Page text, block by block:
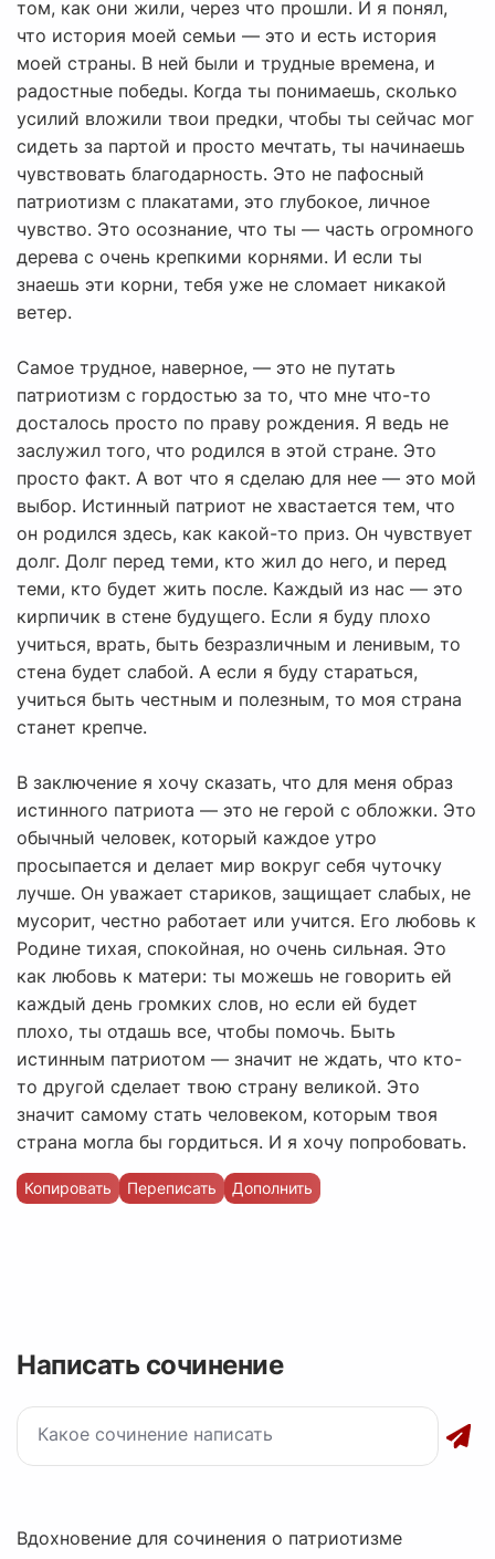
том, как они жили, через что прошли. И я понял,
что история моей семьи — это и есть история
моей страны. В ней были и трудные времена, и
радостные победы. Когда ты понимаешь, сколько
усилий вложили твои предки, чтобы ты сейчас мог
сидеть за партой и просто мечтать, ты начинаешь
чувствовать благодарность. Это не пафосный
патриотизм с плакатами, это глубокое, личное
чувство. Это осознание, что ты — часть огромного
дерева с очень крепкими корнями. И если ты
знаешь эти корни, тебя уже не сломает никакой
ветер.
Самое трудное, наверное, — это не путать
патриотизм с гордостью за то, что мне что-то
досталось просто по праву рождения. Я ведь не
заслужил того, что родился в этой стране. Это
просто факт. А вот что я сделаю для нее — это мой
выбор. Истинный патриот не хвастается тем, что
он родился здесь, как какой-то приз. Он чувствует
долг. Долг перед теми, кто жил до него, и перед
теми, кто будет жить после. Каждый из нас — это
кирпичик в стене будущего. Если я буду плохо
учиться, врать, быть безразличным и ленивым, то
стена будет слабой. А если я буду стараться,
учиться быть честным и полезным, то моя страна
станет крепче.
В заключение я хочу сказать, что для меня образ
истинного патриота — это не герой с обложки. Это
обычный человек, который каждое утро
просыпается и делает мир вокруг себя чуточку
лучше. Он уважает стариков, защищает слабых, не
мусорит, честно работает или учится. Его любовь к
Родине тихая, спокойная, но очень сильная. Это
как любовь к матери: ты можешь не говорить ей
каждый день громких слов, но если ей будет
плохо, ты отдашь все, чтобы помочь. Быть
истинным патриотом — значит не ждать, что кто-
то другой сделает твою страну великой. Это
значит самому стать человеком, которым твоя
страна могла бы гордиться. И я хочу попробовать.
Копировать Переписать Дополнить
Написать сочинение
Вдохновение для сочинения о патриотизме